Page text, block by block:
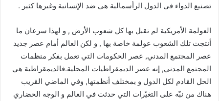
تصنيع الدواء في الدول الرأسمالية هي ضد الإنسانية وغيرها كثير .
العولمة الأمريكية لم تقبل بها كل شعوب الأرض , و لهذا سرعان ما
أنتجت تلك الشعوب عولمة خاصة بها , و لكن العالم أمام عصر جديد
عصر المجتمع المدني, عصر الحكومات التي تعمل بفكر منظمات
المجتمع المدني, إنه عصر الديمقراطيات المحلية.فالديمقراطية هي
الحل القادم لكل الدول و بمختلف أنظمتها, وفي الماضي القريب
هناك من نبّه على التغيّرات التي حدثت في العالم و الوجه الحضاري